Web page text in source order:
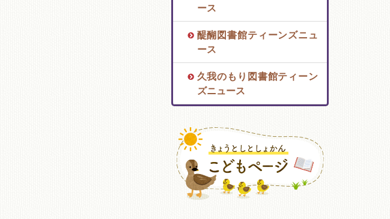
ース
醍醐図書館ティーンズニュ
ース
久我のもり図書館ティーン
ズニュース